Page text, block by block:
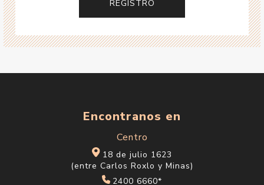
Encontranos en
Centro
18 de julio 1623
(entre Carlos Roxlo y Minas)
2400 6660*